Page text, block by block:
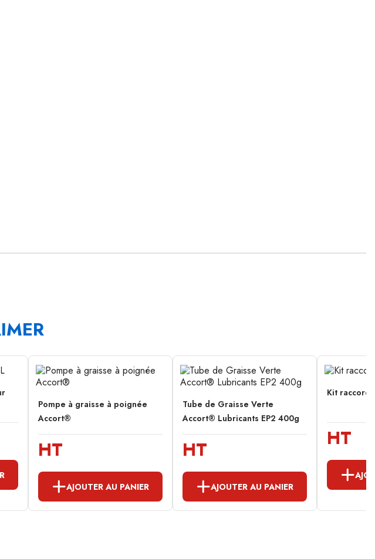
Pompe à graisse à poignée
Accort®
HT
AJOUTER AU PANIER
Tube de Graisse Verte
Accort® Lubricants EP2 400g
HT
AJOUTER AU PANIER
Kit
HT